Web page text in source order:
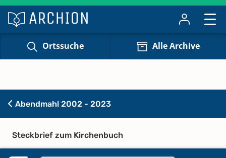
Ortssuche Alle Archive
Abendmahl 2002 - 2023
Steckbrief zum Kirchenbuch